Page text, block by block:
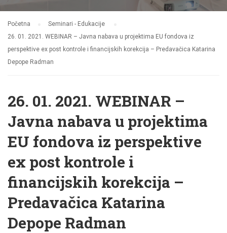
Početna
Seminari - Edukacije
26. 01. 2021. WEBINAR – Javna nabava u projektima EU fondova iz
perspektive ex post kontrole i financijskih korekcija – Predavačica Katarina
Depope Radman
26. 01. 2021. WEBINAR –
Javna nabava u projektima
EU fondova iz perspektive
ex post kontrole i
financijskih korekcija –
Predavačica Katarina
Depope Radman